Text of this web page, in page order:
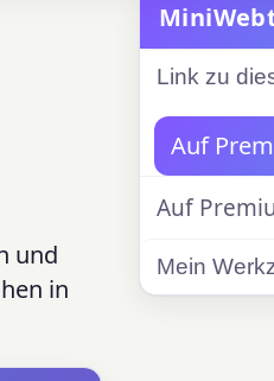
und
in
Link zu
Auf
Auf
Mein